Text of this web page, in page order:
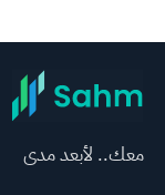
معك.. لأبعد مدى